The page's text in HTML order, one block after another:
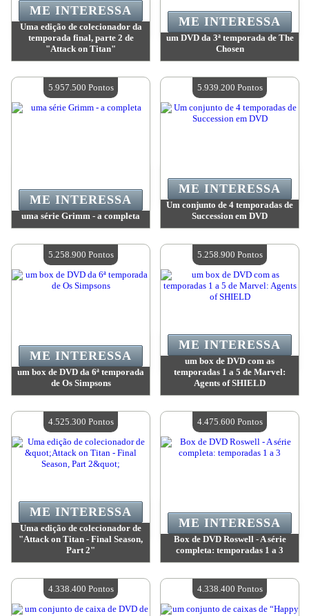
Uma edição de colecionador da
temporada final, parte 2 de
"Attack on Titan"
Quantidade disponível:4
ME INTERESSA
um DVD da 3ª temporada de The
Chosen
Quantidade disponível:4
ME INTERESSA
uma série Grimm - a completa
Quantidade disponível:4
ME INTERESSA
5.957.500 Pontos
Um conjunto de 4 temporadas de
Succession em DVD
Quantidade disponível:4
ME INTERESSA
5.939.200 Pontos
um box de DVD da 6ª temporada
de Os Simpsons
Quantidade disponível:4
ME INTERESSA
5.258.900 Pontos
um box de DVD com as
temporadas 1 a 5 de Marvel:
Agents of SHIELD
Quantidade disponível:4
ME INTERESSA
5.258.900 Pontos
Uma edição de colecionador de
"Attack on Titan - Final Season,
Part 2"
Quantidade disponível:4
ME INTERESSA
4.525.300 Pontos
Box de DVD Roswell - A série
completa: temporadas 1 a 3
Quantidade disponível:4
ME INTERESSA
4.475.600 Pontos
4.338.400 Pontos 4.338.400 Pontos